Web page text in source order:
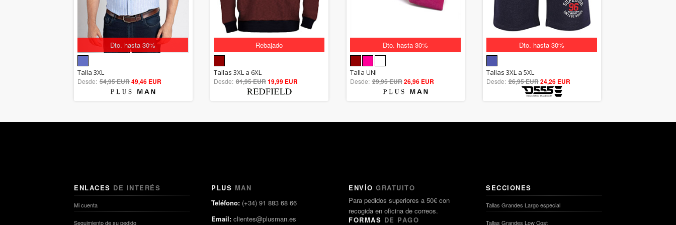
Dto. hasta 30%
out of 5
Talla 3XL
Desde: 54,95 EUR49,46 EUR
Rebajado
5.00
out of 5
Tallas 3XL a 6XL
Desde: 81,95 EUR19,99 EUR
Dto. hasta 30%
out of 5
Talla UNI
Desde: 29,95 EUR26,96 EUR
Dto. hasta 30%
5.00
out of 5
Tallas 3XL a 5XL
Desde: 26,95 EUR24,26 EUR
ENLACES DE INTERÉS
Mi cuenta
Seguimiento de su pedido
PLUS MAN
Teléfono: (+34) 91 883 68 66
Email: clientes@plusman.es
ENVÍO GRATUITO
Para pedidos superiores a 50€ con
recogida en oficina de correos.
FORMAS DE PAGO
SECCIONES
Tallas Grandes Largo especial
Tallas Grandes Low Cost